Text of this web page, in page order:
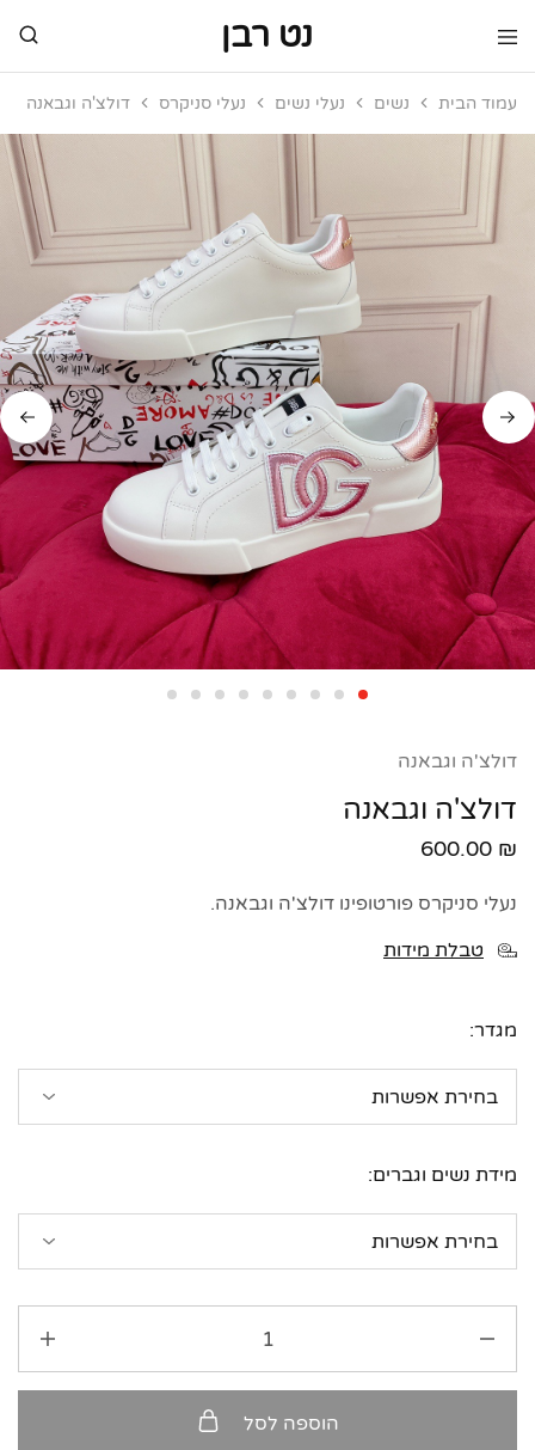
נט רבן
נט
מותגי
מותגי
עמוד הבית נשים נעלי נשים נעלי סניקרס דולצ'ה וגבאנה
דולצ'ה וגבאנה
דולצ'ה וגבאנה
600.00 ₪
נעלי סניקרס פורטופינו דולצ'ה וגבאנה.
טבלת מידות
מגדר:
מידת נשים וגברים:
הוספה לסל